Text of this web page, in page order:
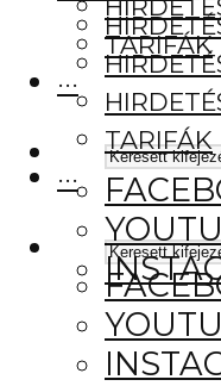
TARIFÁK
···
TARIFÁK
···